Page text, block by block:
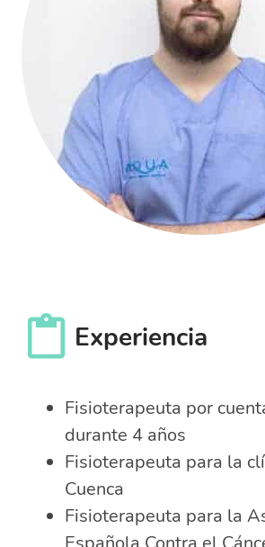
Experiencia
Fisioterapeuta por
durante 4 años
Fisioterapeuta para la
Cuenca
Fisioterapeuta para la